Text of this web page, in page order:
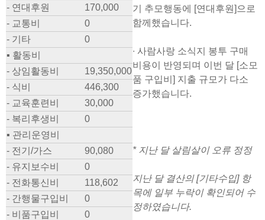
- 연대후원
170,000
- 교통비
0
- 기타
0
▪ 활동비
- 상임활동비
19,350,000
- 식비
446,300
- 교육훈련비
30,000
- 복리후생비
0
▪ 관리운영비
- 전기/가스
90,080
- 유지보수비
0
- 전화통신비
118,602
- 간행물구입비
0
- 비품구입비
0
기 추모행동에 [연대후원]으로
함께했습니다.
∙ 사람사랑 소식지 봉투 구매
비용이 반영되며 이번 달 [소모
품 구입비] 지출 규모가 다소
증가했습니다.
* 지난 달 살림살이 오류 정정
지난 달 결산의 [기타수입] 항
목에 일부 누락이 확인되어 수
정하였습니다.